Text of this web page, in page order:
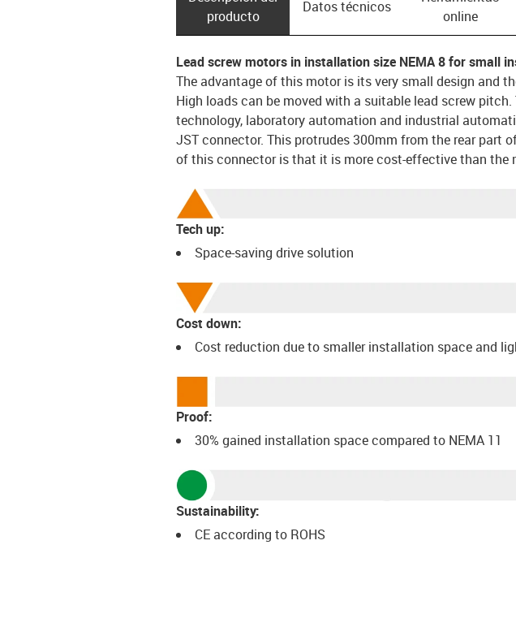
producto
Datos técnicos
online
Lead screw motors in installation size NEMA 8 for small
The advantage of this motor is its very small design and
High loads can be moved with a suitable lead screw
technology, laboratory automation and industrial
JST connector. This protrudes 300mm from the rear part
of this connector is that it is more cost-effective than the
Tech up:
Space-saving drive solution
Cost down:
Cost reduction due to smaller installation space and
Proof:
30% gained installation space compared to NEMA 11
Sustainability:
CE according to ROHS